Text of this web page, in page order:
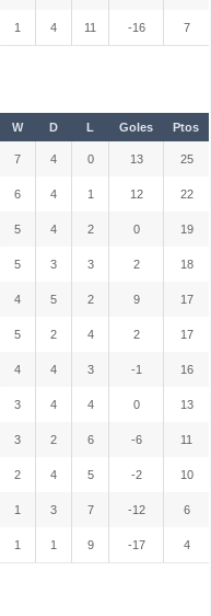
1 4 11 -16 7
W D L Goles Ptos
7 4 0 13 25
6 4 1 12 22
5 4 2 0 19
5 3 3 2 18
4 5 2 9 17
5 2 4 2 17
4 4 3 -1 16
3 4 4 0 13
3 2 6 -6 11
2 4 5 -2 10
1 3 7 -12 6
1 1 9 -17 4